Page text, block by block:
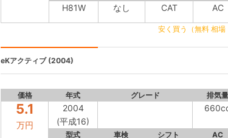
H81W なし CAT AC
安く買う（無料 相場
eKアクティブ(2004)
価格 年式 グレード 排気量
5.1
万円
2004
(平成16)
型式 車検 シフト AC